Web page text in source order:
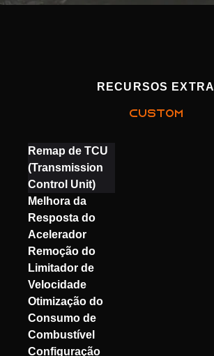
RECURSOS EXTRA
CUSTOM
Remap de TCU
(Transmission
Control Unit)
Melhora da
Resposta do
Acelerador
Remoção do
Limitador de
Velocidade
Otimização do
Consumo de
Combustível
Configuração